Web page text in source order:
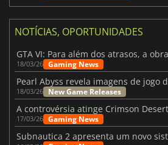
NOTÍCIAS, OPORTUNIDADES
18/03/26 Gaming News
18/03/26 New Game Releases
17/03/26 Gaming News